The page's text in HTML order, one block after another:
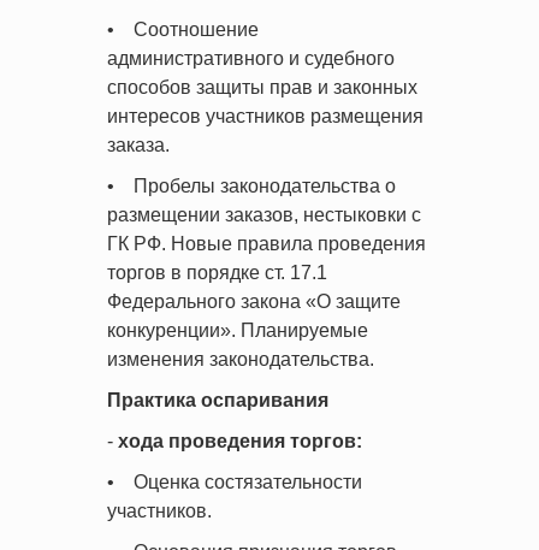
• Соотношение
административного и судебного
способов защиты прав и законных
интересов участников размещения
заказа.
• Пробелы законодательства о
размещении заказов, нестыковки с
ГК РФ. Новые правила проведения
торгов в порядке ст. 17.1
Федерального закона «О защите
конкуренции». Планируемые
изменения законодательства.
Практика оспаривания
- хода проведения торгов:
• Оценка состязательности
участников.